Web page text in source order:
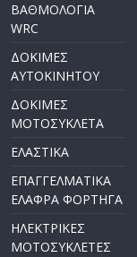
ΒΑΘΜΟΛΟΓΙΑ
WRC
ΔΟΚΙΜΕΣ
ΑΥΤΟΚΙΝΗΤΟΥ
ΔΟΚΙΜΕΣ
ΜΟΤΟΣΥΚΛΕΤΑ
ΕΛΑΣΤΙΚΑ
ΕΠΑΓΓΕΛΜΑΤΙΚΑ
ΕΛΑΦΡΑ ΦΟΡΤΗΓΑ
ΗΛΕΚΤΡΙΚΕΣ
ΜΟΤΟΣΥΚΛΕΤΕΣ